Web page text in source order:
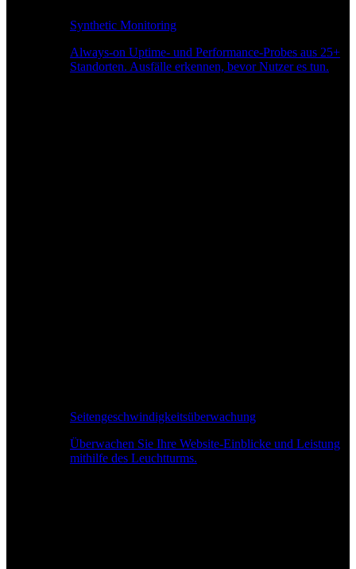
Synthetic Monitoring
Always-on Uptime- und Performance-Probes aus 25+
Standorten. Ausfälle erkennen, bevor Nutzer es tun.
Seitengeschwindigkeitsüberwachung
Überwachen Sie Ihre Website-Einblicke und Leistung
mithilfe des Leuchtturms.